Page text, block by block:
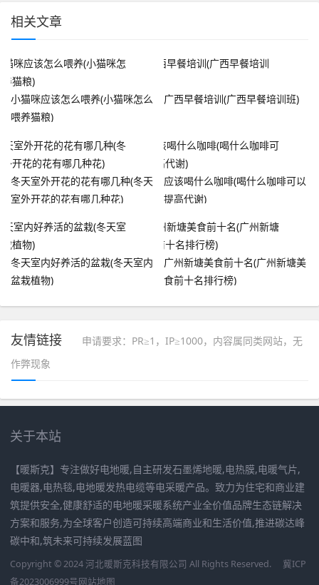
相关文章
小猫咪应该怎么喂养(小猫咪怎么
喂养猫粮)
广西早餐培训(广西早餐培训班)
冬天室外开花的花有哪几种(冬天
室外开花的花有哪几种花)
应该喝什么咖啡(喝什么咖啡可以
提高代谢)
冬天室内好养活的盆栽(冬天室内
盆栽植物)
广州新塘美食前十名(广州新塘美
食前十名排行榜)
友情链接
申请要求：PR≥1，IP≥1000，内容属同类网站，无
作弊现象
关于本站
【暖斯克】专注做好电地暖,自主研发石墨烯地暖,电热膜,电暖气片,
电暖器,电热毯,电地暖发热电缆等电采暖产品。致力为住宅和商业建
筑提供安全,健康舒适的电地暖采暖系统产业全价值品牌生态链解决
方案和服务,为全球客户创造可持续高端商业和生活价值,推进碳达峰
碳中和,筑未来可持续发展蓝图
Copyright © 2024 河北暖斯克科技有限公司 All Rights Reserved.
冀ICP
备2023006999号网站地图